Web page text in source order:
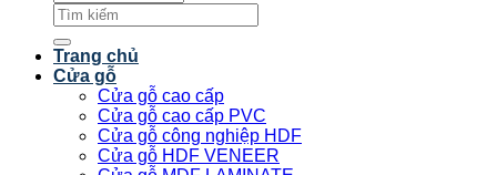
Tìm
kiếm:
Trang chủ
Cửa gỗ
Cửa gỗ cao cấp
Cửa gỗ cao cấp PVC
Cửa gỗ công nghiệp HDF
Cửa gỗ HDF VENEER